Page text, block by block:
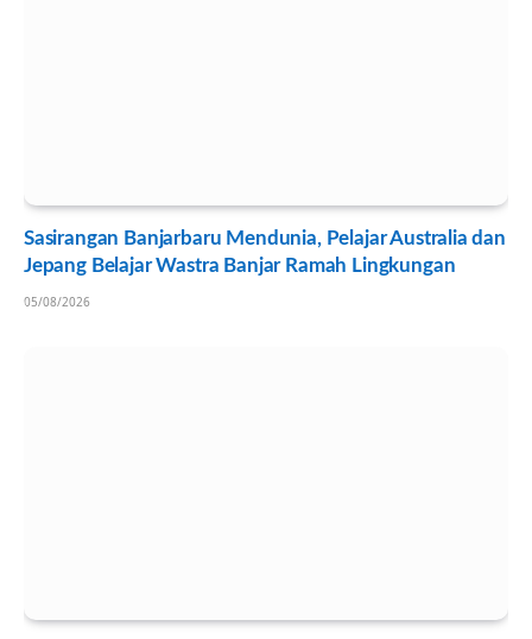
Sasirangan Banjarbaru Mendunia, Pelajar Australia dan
Jepang Belajar Wastra Banjar Ramah Lingkungan
05/08/2026